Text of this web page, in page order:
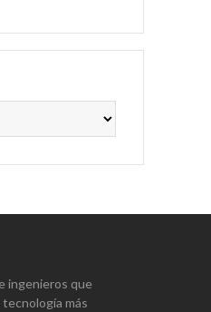
ingenieros que
más